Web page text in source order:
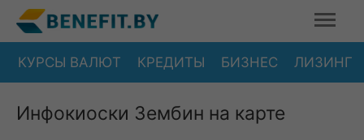
КУРСЫ ВАЛЮТ КРЕДИТЫ БИЗНЕС ЛИЗИНГ
Инфокиоски Зембин на карте